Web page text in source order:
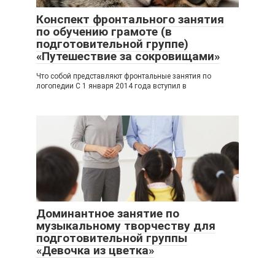
Конспект фронтального занятия
по обучению грамоте (в
подготовительной группе)
«Путешествие за сокровищами»
Что собой представляют фронтальные занятия по
логопедии С 1 января 2014 года вступил в
Доминантное занятие по
музыкальному творчеству для
подготовительной группы
«Девочка из цветка»